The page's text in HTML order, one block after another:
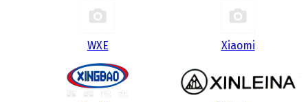
WXE Xiaomi